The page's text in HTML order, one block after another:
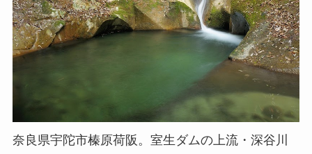
奈良県宇陀市榛原荷阪。室生ダムの上流・深谷川